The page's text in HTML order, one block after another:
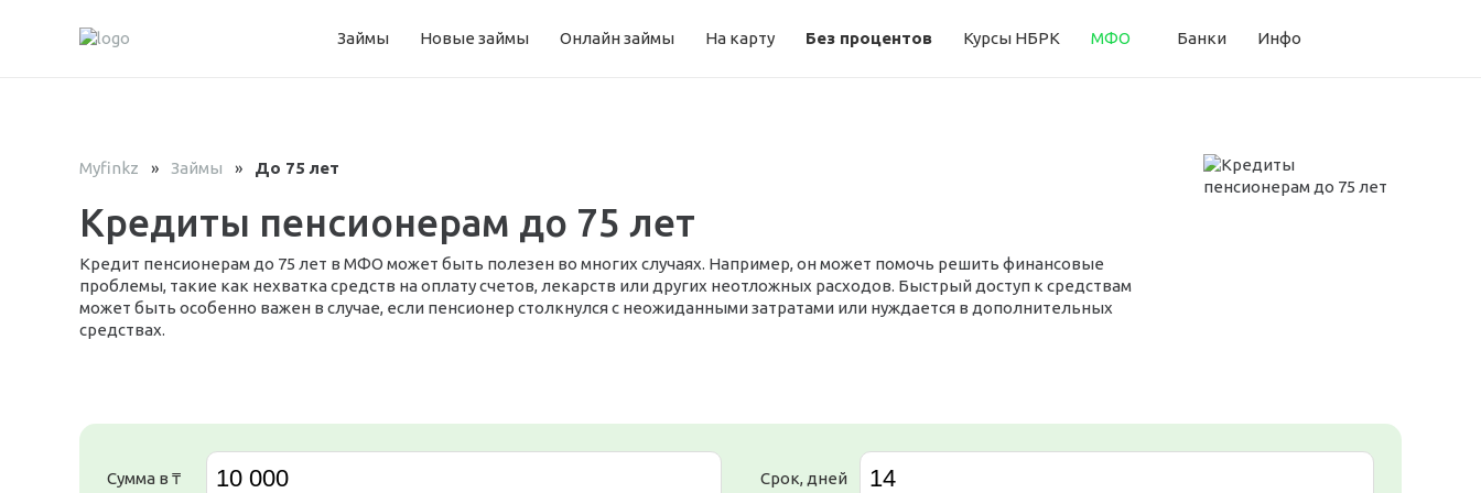
Займы Новые займы Онлайн займы На карту Без процентов Курсы НБРК МФО Банки Инфо
Myfinkz » Займы » До 75 лет
Кредиты пенсионерам до 75 лет
Кредит пенсионерам до 75 лет в МФО может быть полезен во многих случаях. Например, он может помочь решить финансовые
проблемы, такие как нехватка средств на оплату счетов, лекарств или других неотложных расходов. Быстрый доступ к средствам
может быть особенно важен в случае, если пенсионер столкнулся с неожиданными затратами или нуждается в дополнительных
средствах.
Сумма в ₸ Срок, дней